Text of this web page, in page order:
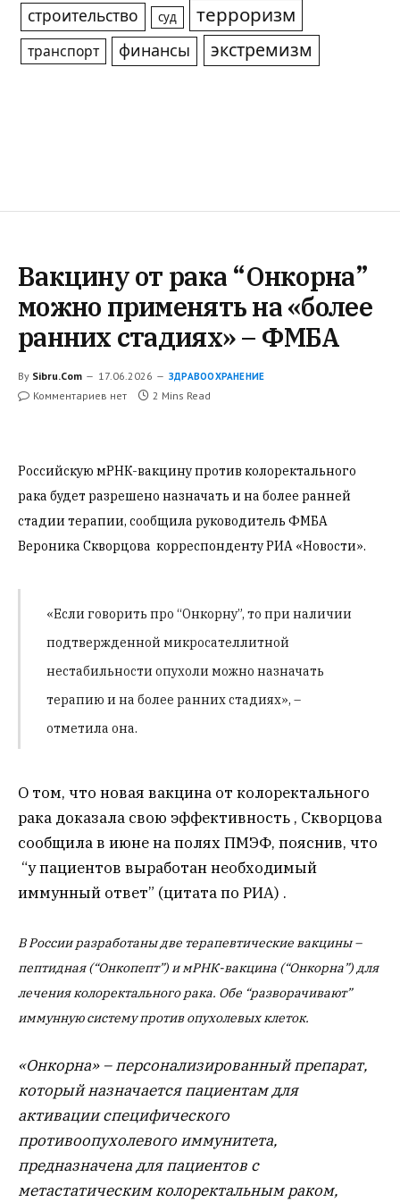
строительство суд терроризм
транспорт финансы экстремизм
Вакцину от рака “Онкорна”
можно применять на «более
ранних стадиях» – ФМБА
By Sibru.Com 17.06.2026 ЗДРАВООХРАНЕНИЕ
Комментариев нет 2 Mins Read
Российскую мРНК-вакцину против колоректального
рака будет разрешено назначать и на более ранней
стадии терапии, сообщила руководитель ФМБА
Вероника Скворцова корреспонденту РИА «Новости».
«Если говорить про “Онкорну”, то при наличии
подтвержденной микросателлитной
нестабильности опухоли можно назначать
терапию и на более ранних стадиях», –
отметила она.
О том, что новая вакцина от колоректального
рака доказала свою эффективность , Скворцова
сообщила в июне на полях ПМЭФ, пояснив, что
“у пациентов выработан необходимый
иммунный ответ” (цитата по РИА) .
В России разработаны две терапевтические вакцины –
пептидная (“Онкопепт”) и мРНК-вакцина (“Онкорна”) для
лечения колоректального рака. Обе “разворачивают”
иммунную систему против опухолевых клеток.
«Онкорна» – персонализированный препарат,
который назначается пациентам для
активации специфического
противоопухолевого иммунитета,
предназначена для пациентов с
метастатическим колоректальным раком,